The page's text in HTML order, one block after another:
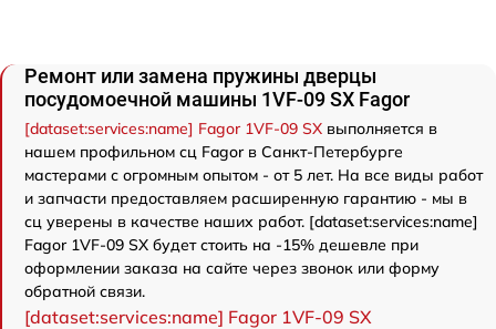
Ремонт или замена пружины дверцы
посудомоечной машины 1VF-09 SX Fagor
[dataset:services:name] Fagor 1VF-09 SX выполняется в
нашем профильном сц Fagor в Санкт-Петербурге
мастерами с огромным опытом - от 5 лет. На все виды работ
и запчасти предоставляем расширенную гарантию - мы в
сц уверены в качестве наших работ. [dataset:services:name]
Fagor 1VF-09 SX будет стоить на -15% дешевле при
оформлении заказа на сайте через звонок или форму
обратной связи.
[dataset:services:name] Fagor 1VF-09 SX